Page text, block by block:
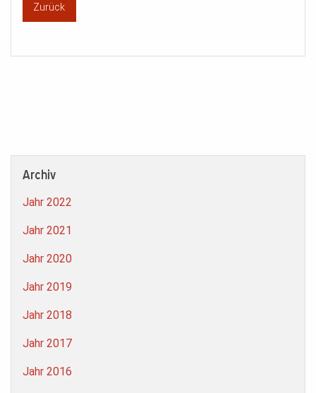
Zurück
Archiv
Jahr 2022
Jahr 2021
Jahr 2020
Jahr 2019
Jahr 2018
Jahr 2017
Jahr 2016